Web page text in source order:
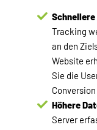
Tracking
an den
Website
Sie die
Höhere
Server